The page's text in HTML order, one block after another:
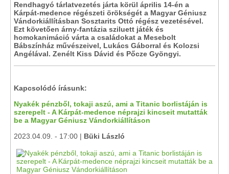
Rendhagyó tárlatvezetés járta körül április 14-én a
Kárpát-medence régészeti örökségét a Magyar Géniusz
Vándorkiállításban Sosztarits Ottó régész vezetésével.
Ezt követően árny-fantázia sziluett játék és
homokanimáció várta a családokat a Mesebolt
Bábszínház művészeivel, Lukács Gáborral és Kolozsi
Angélával. Zenélt Kiss Dávid és Pőcze Gyöngyi.
Kapcsolódó írásunk:
Nyakék pénzből, tokaji aszú, ami a Titanic borlistáján is
szerepelt - A Kárpát-medence néprajzi kincseit mutatták
be a Magyar Géniusz Vándorkiállításon
2023.04.09. - 17:00 | Büki László